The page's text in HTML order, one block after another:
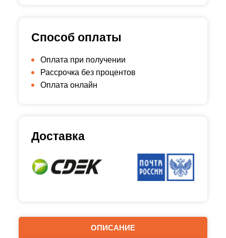
ОПИСАНИЕ
Способ оплаты
Оплата при получении
Рассрочка без процентов
Оплата онлайн
Доставка